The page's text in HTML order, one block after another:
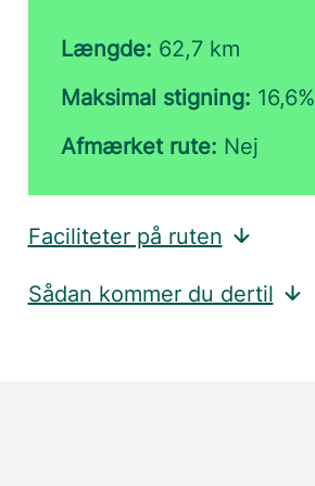
Længde: 62,7 km
Maksimal stigning: 16,6%
Afmærket rute: Nej
Faciliteter på ruten
Sådan kommer du dertil